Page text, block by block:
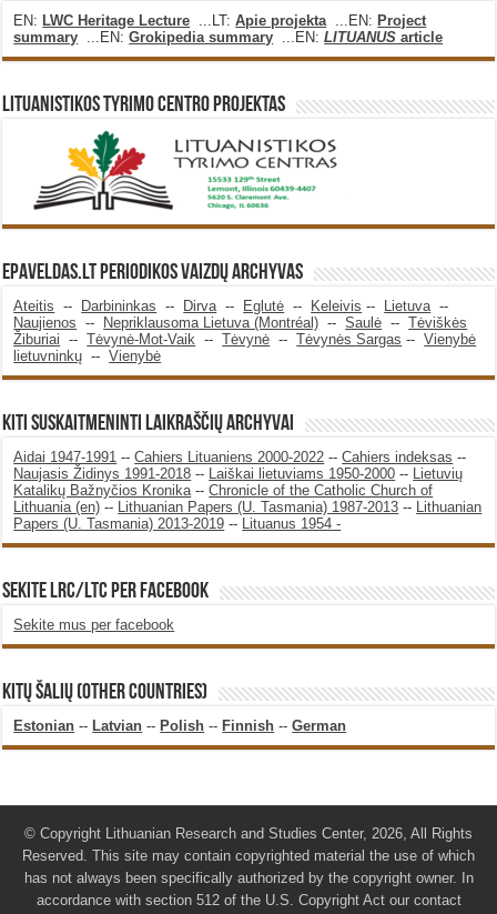
EN:LWC Heritage Lecture ...LT:Apie projekta ...EN:Project
summary ...EN:Grokipedia summary ...EN:LITUANUS article
Lituanistikos Tyrimo Centro Projektas
Epaveldas.LT periodikos vaizdų archyvas
Ateitis -- Darbininkas -- Dirva -- Eglutė -- Keleivis -- Lietuva --
Naujienos -- Nepriklausoma Lietuva (Montréal) --Saulė --Tėviškės
Žiburiai --Tėvynė-Mot-Vaik --Tėvynė --Tėvynės Sargas --Vienybė
lietuvninkų --Vienybė
KITI SUSKAITMENINTI LAIKRAŠČIŲ ARCHYVAI
Aidai 1947-1991 --Cahiers Lituaniens 2000-2022 --Cahiers indeksas --
Naujasis Židinys 1991-2018 -- Laiškai lietuviams 1950-2000 -- Lietuvių
Katalikų Bažnyčios Kronika --Chronicle of the Catholic Church of
Lithuania (en) -- Lithuanian Papers (U. Tasmania) 1987-2013 -- Lithuanian
Papers (U. Tasmania) 2013-2019 -- Lituanus 1954 -
SEKITE LRC/LTC PER FACEBOOK
Sekite mus per facebook
KITŲ ŠALIŲ (OTHER COUNTRIES)
Estonian --Latvian --Polish --Finnish --German
© Copyright Lithuanian Research and Studies Center, 2026, All Rights
Reserved. This site may contain copyrighted material the use of which
has not always been specifically authorized by the copyright owner. In
accordance with section 512 of the U.S. Copyright Act our contact